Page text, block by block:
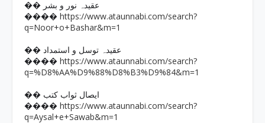
�� عقیدہ نور و بشر
���� https://www.ataunnabi.com/search?
q=Noor+o+Bashar&m=1
�� عقیدہ توسل و استمداد
���� https://www.ataunnabi.com/search?
q=%D8%AA%D9%88%D8%B3%D9%84&m=1
�� ایصال ثواب کتب
���� https://www.ataunnabi.com/search?
q=Aysal+e+Sawab&m=1